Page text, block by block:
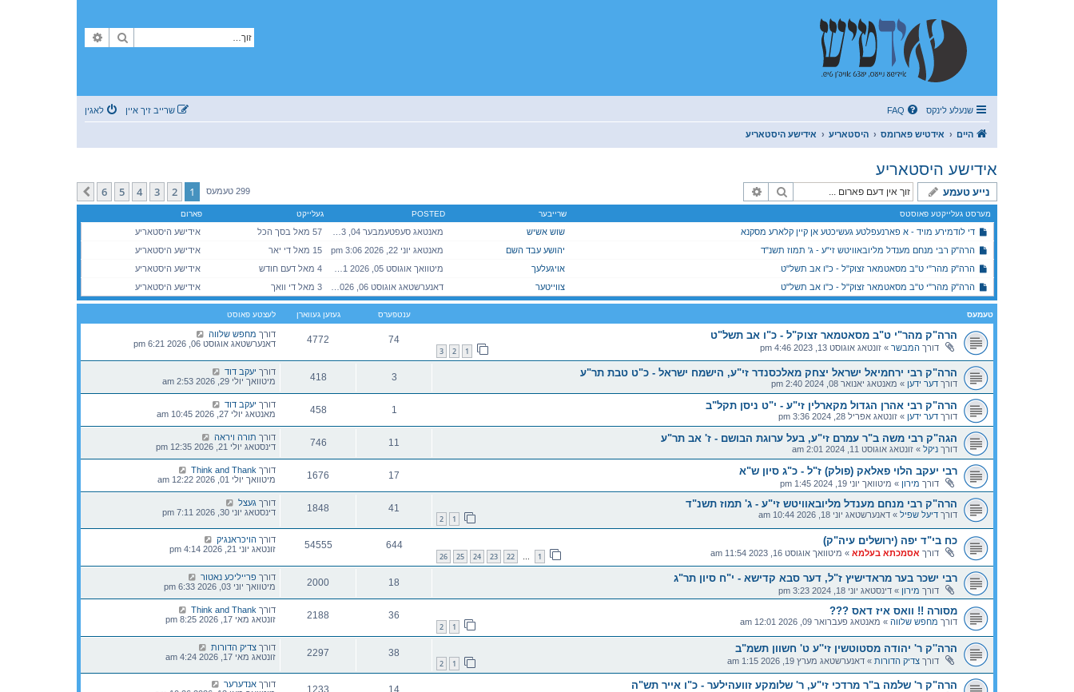
זוך
שנעלע לינקס FAQ לאגין שרייב זיך איין
היים אידטיש פארומס היסטאריע אידישע היסטאריע
אידישע היסטאריע
נייע טעמע זוך 299 טעמעס 1
2
3
4
5
6
קומענדיגע
מערסט געלייקטע פאוסטס שרייבער POSTED געלייקט פארום
די לודמירע מויד - א פארנעפלטע געשיכטע אן קיין קלארע מסקנא שוש אשיש 57 מאל בסך הכל
אידישע היסטאריע
הרה"ק רבי מנחם מענדל מליובאוויטש זי"ע - ג' תמוז תשנ"ד
יהושע עבד השם מאנטאג יוני 22, 2026 3:06 pm 15 מאל די יאר
אידישע היסטאריע
הרה"ק מהר"י ט"ב מסאטמאר זצוק"ל - כ"ו אב תשל"ט
אויגעלעך 4 מאל דעם חודש
אידישע היסטאריע
הרה"ק מהר"י ט"ב מסאטמאר זצוק"ל - כ"ו אב תשל"ט
צווייטער 3 מאל די וואך אידישע היסטאריע
טעמעס ענטפערס געזען געווארן לעצטע פאוסט
הרה"ק מהר"י ט"ב מסאטמאר זצוק"ל - כ"ו אב תשל"ט
דורך המבשר » זונטאג אוגוסט 13, 2023 4:46 pm 1
2
3
74
4772 דורך מחפש שלווה
דאנערשטאג אוגוסט 06, 2026 6:21 pm
הרה"ק רבי ירחמיאל ישראל יצחק מאלכסנדר זי"ע, הישמח ישראל - כ"ט טבת תר"ע
דורך דער ידען » מאנטאג יאנואר 08, 2024 2:40 pm
3
418 דורך יעקב דוד
מיטוואך יולי 29, 2026 2:53 am
הרה"ק רבי אהרן הגדול מקארלין זי"ע - י"ט ניסן תקל"ב
דורך דער ידען » זונטאג אפריל 28, 2024 3:36 pm
1
458 דורך יעקב דוד
מאנטאג יולי 27, 2026 10:45 am
הגה"ק רבי משה ב"ר עמרם זי"ע, בעל ערוגת הבושם - ז' אב תר"ע
דורך ניקל » זונטאג אוגוסט 11, 2024 2:01 am
11
746 דורך תורה ויראה
דינסטאג יולי 21, 2026 12:35 pm
רבי יעקב הלוי פאלאק (פולק) ז"ל - כ"ג סיון ש"א
דורך מירון » מיטוואך יוני 19, 2024 1:45 pm
17
1676 דורך Think and Thank
מיטוואך יולי 01, 2026 12:22 am
הרה"ק רבי מנחם מענדל מליובאוויטש זי"ע - ג' תמוז תשנ"ד
דורך דיעל שפיל » דאנערשטאג יוני 18, 2026 10:44 am 1
2
41
1848 דורך געצל
דינסטאג יוני 30, 2026 7:11 pm
כח בי"ד יפה (ירושלים עיה"ק)
דורך אסמכתא בעלמא » מיטוואך אוגוסט 16, 2023 11:54 am 1
…
22
23
24
25
26
644
54555 דורך הויכראנגיק
זונטאג יוני 21, 2026 4:14 pm
רבי ישכר בער מראדישיץ ז"ל, דער סבא קדישא - י"ח סיון תר"ג
דורך מירון » דינסטאג יוני 18, 2024 3:23 pm
18
2000 דורך פרייליכע נאטור
מיטוואך יוני 03, 2026 6:33 pm
מסורה !! וואס איז דאס ???
דורך מחפש שלווה » מאנטאג פעברואר 09, 2026 12:01 am 1
2
36
2188 דורך Think and Thank
זונטאג מאי 17, 2026 8:25 pm
הרה''ק ר' יהודה מסטוטשין זי''ע ט' חשוון תשמ"ב
דורך צדיק הדורות » דאנערשטאג מערץ 19, 2026 1:15 am 1
2
38
2297 דורך צדיק הדורות
זונטאג מאי 17, 2026 4:24 am
הרה"ק ר' שלמה ב"ר מרדכי זי"ע, ר' שלומקע זוועהילער - כ"ו אייר תש"ה דורך אנדערער